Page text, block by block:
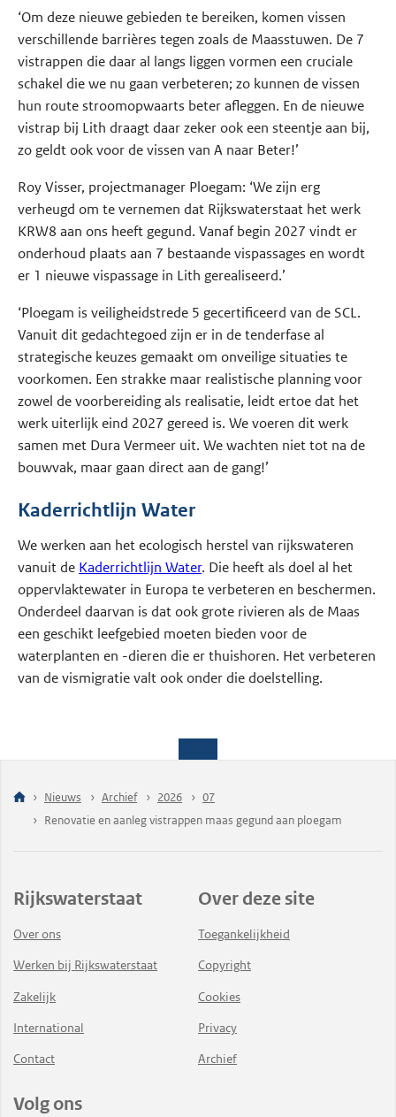
‘Om deze nieuwe gebieden te bereiken, komen vissen
verschillende barrières tegen zoals de Maasstuwen. De 7
vistrappen die daar al langs liggen vormen een cruciale
schakel die we nu gaan verbeteren; zo kunnen de vissen
hun route stroomopwaarts beter afleggen. En de nieuwe
vistrap bij Lith draagt daar zeker ook een steentje aan bij,
zo geldt ook voor de vissen van A naar Beter!’
Roy Visser, projectmanager Ploegam: ‘We zijn erg
verheugd om te vernemen dat Rijkswaterstaat het werk
KRW8 aan ons heeft gegund. Vanaf begin 2027 vindt er
onderhoud plaats aan 7 bestaande vispassages en wordt
er 1 nieuwe vispassage in Lith gerealiseerd.’
‘Ploegam is veiligheidstrede 5 gecertificeerd van de SCL.
Vanuit dit gedachtegoed zijn er in de tenderfase al
strategische keuzes gemaakt om onveilige situaties te
voorkomen. Een strakke maar realistische planning voor
zowel de voorbereiding als realisatie, leidt ertoe dat het
werk uiterlijk eind 2027 gereed is. We voeren dit werk
samen met Dura Vermeer uit. We wachten niet tot na de
bouwvak, maar gaan direct aan de gang!’
Kaderrichtlijn Water
We werken aan het ecologisch herstel van rijkswateren
vanuit de Kaderrichtlijn Water. Die heeft als doel al het
oppervlaktewater in Europa te verbeteren en beschermen.
Onderdeel daarvan is dat ook grote rivieren als de Maas
een geschikt leefgebied moeten bieden voor de
waterplanten en -dieren die er thuishoren. Het verbeteren
van de vismigratie valt ook onder die doelstelling.
Nieuws Archief 2026
07
Renovatie en aanleg vistrappen maas gegund aan ploegam
Rijkswaterstaat
Over ons
Werken bij Rijkswaterstaat
Zakelijk
International
Contact
Over deze site
Toegankelijkheid
Copyright
Cookies
Privacy
Archief
Volg ons